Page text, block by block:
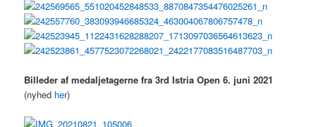
Billeder af medaljetagerne fra 3rd Istria Open 6. juni 2021
(nyhed her)